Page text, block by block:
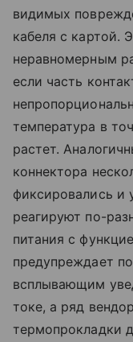
видимых
кабеля с картой.
неравномерным
если часть
температура в
растет.
коннектора
фиксировались и
реагируют по-
питания с
предупреждает
всплывающим
токе, а ряд
термопрокладки